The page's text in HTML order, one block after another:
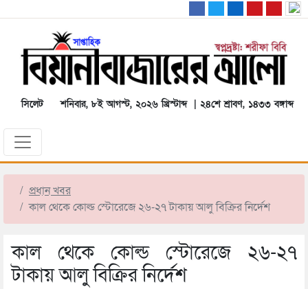
সিলেট শনিবার, ৮ই আগস্ট, ২০২৬ খ্রিস্টাব্দ | ২৪শে শ্রাবণ, ১৪৩৩ বঙ্গাব্দ
প্রধান খবর
কাল থেকে কোল্ড স্টোরেজে ২৬-২৭ টাকায় আলু বিক্রির নির্দেশ
কাল থেকে কোল্ড স্টোরেজে ২৬-২৭
টাকায় আলু বিক্রির নির্দেশ